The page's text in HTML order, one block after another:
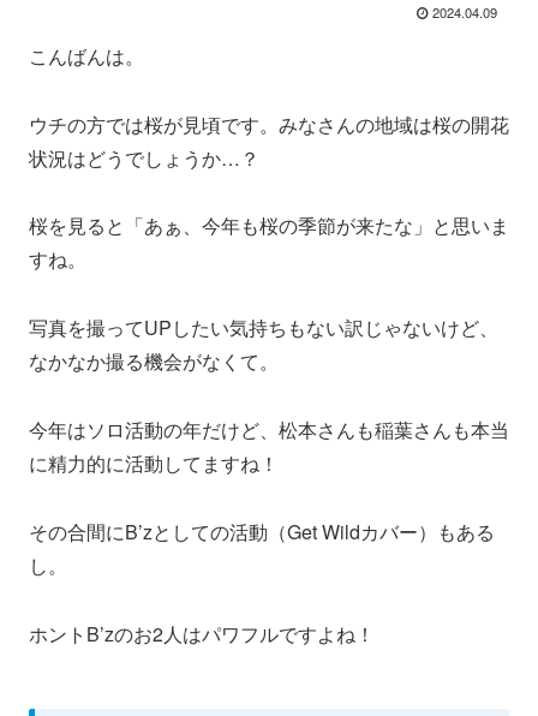
2024.04.09
こんばんは。
ウチの方では桜が見頃です。みなさんの地域は桜の開花
状況はどうでしょうか…？
桜を見ると「あぁ、今年も桜の季節が来たな」と思いま
すね。
写真を撮ってUPしたい気持ちもない訳じゃないけど、
なかなか撮る機会がなくて。
今年はソロ活動の年だけど、松本さんも稲葉さんも本当
に精力的に活動してますね！
その合間にB’zとしての活動（Get Wildカバー）もある
し。
ホントB’zのお2人はパワフルですよね！